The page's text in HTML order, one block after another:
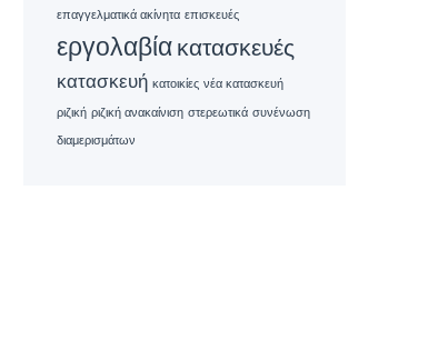
επαγγελματικά ακίνητα επισκευές
εργολαβίακατασκευές
κατασκευή κατοικίες νέα κατασκευή
ριζική ριζική ανακαίνιση στερεωτικά συνένωση
διαμερισμάτων